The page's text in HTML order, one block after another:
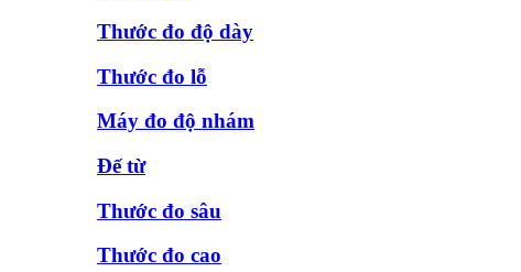
Thước đo độ dày
Thước đo lỗ
Máy đo độ nhám
Đế từ
Thước đo sâu
Thước đo cao